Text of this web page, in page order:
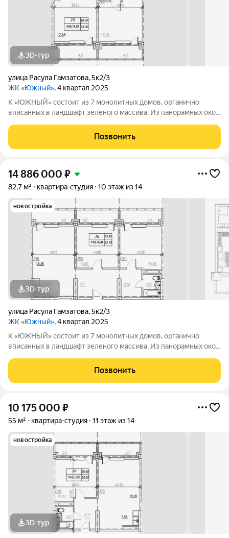
3D-тур
улица Расула Гамзатова,5к2/3
ЖК «Южный», 4 квартал 2025
К «ЮЖНЫЙ» состоит из 7 монолитных домов, органично
вписанных в ландшафт зеленого массива. Из панорамных окон
Благоустроенная территория и современная инфраструктура
создадут все условия для вашей
Позвонить
14 886 000 ₽
82,7 м² квартира-студия 10 этаж из 14
новостройка
3D-тур
улица Расула Гамзатова,5к2/3
ЖК «Южный», 4 квартал 2025
К «ЮЖНЫЙ» состоит из 7 монолитных домов, органично
вписанных в ландшафт зеленого массива. Из панорамных окон
Благоустроенная территория и современная инфраструктура
создадут все условия для вашей
Позвонить
10 175 000 ₽
55 м² квартира-студия 11 этаж из 14
новостройка
3D-тур